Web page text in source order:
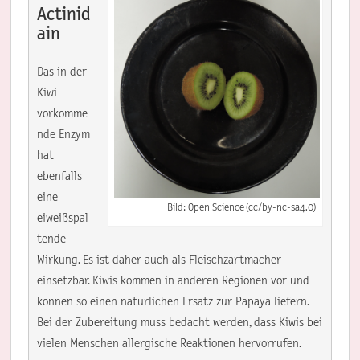
Bild: Open Science (cc/by-nc-sa4.0)
Actinid
ain
Das in der
Kiwi
vorkomme
nde Enzym
hat
ebenfalls
eine
eiweißspal
tende
Wirkung. Es ist daher auch als Fleischzartmacher
einsetzbar. Kiwis kommen in anderen Regionen vor und
können so einen natürlichen Ersatz zur Papaya liefern.
Bei der Zubereitung muss bedacht werden, dass Kiwis bei
vielen Menschen allergische Reaktionen hervorrufen.